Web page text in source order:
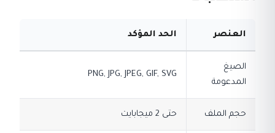
العنصر الحد المؤكد
الصيغ
المدعومة
PNG, JPG, JPEG, GIF, SVG
حجم الملف حتى 2 ميجابايت